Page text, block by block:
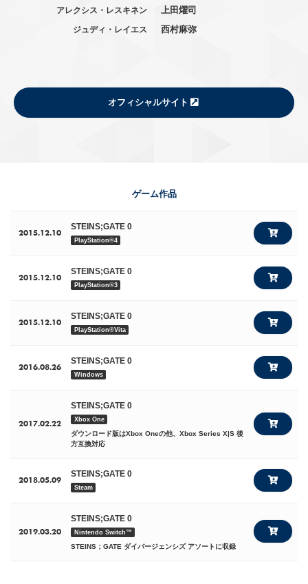
アレクシス・レスキネン 上田燿司
ジュディ・レイエス 西村麻弥
オフィシャルサイト
ゲーム作品
2015.12.10
STEINS;GATE 0
PlayStation®4
2015.12.10
STEINS;GATE 0
PlayStation®3
2015.12.10
STEINS;GATE 0
PlayStation®Vita
2016.08.26
STEINS;GATE 0
Windows
2017.02.22
STEINS;GATE 0
Xbox One
ダウンロード版はXbox Oneの他、Xbox Series X|S 後
方互換対応
2018.05.09
STEINS;GATE 0
Steam
2019.03.20
STEINS;GATE 0
Nintendo Switch™
STEINS；GATE ダイバージェンシズ アソートに収録